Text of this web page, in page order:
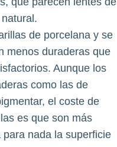
de porcelana y se
menos duraderas que
Aunque los
como las de
el coste de
es que son más
nada la superficie